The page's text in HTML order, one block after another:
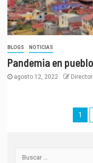
BLOGS NOTICIAS
Pandemia en
agosto 12, 2022
1